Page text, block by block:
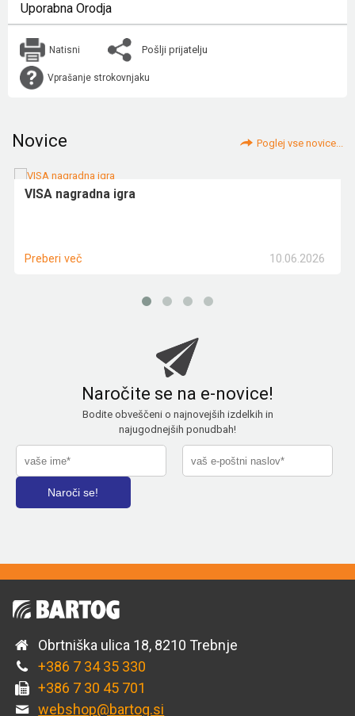
Uporabna Orodja
Natisni Pošlji prijatelju
Vprašanje strokovnjaku
Novice Poglej vse novice...
VISA nagradna igra
10.06.2026
Preberi več
Naročite se na e-novice!
Bodite obveščeni o najnovejših izdelkih in
najugodnejših ponudbah!
Obrtniška ulica 18, 8210 Trebnje
+386 7 34 35 330
+386 7 30 45 701
webshop@bartog.si